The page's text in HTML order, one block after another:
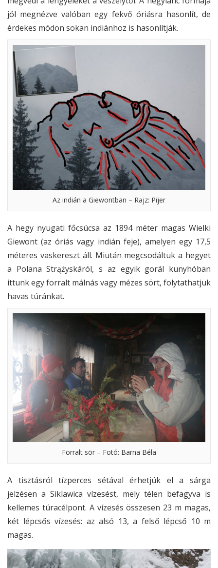
jól megnézve valóban egy fekvő óriásra hasonlít, de
érdekes módon sokan indiánhoz is hasonlítják.
Az indián a Giewontban – Rajz: Pijer
A hegy nyugati főcsúcsa az 1894 méter magas Wielki
Giewont (az óriás vagy indián feje), amelyen egy 17,5
méteres vaskereszt áll. Miután megcsodáltuk a hegyet
a Polana Strążyskáról, s az egyik gorál kunyhóban
ittunk egy forralt málnás vagy mézes sört, folytathatjuk
havas túránkat.
Forralt sör – Fotó: Barna Béla
A tisztásról tízperces sétával érhetjük el a sárga
jelzésen a Siklawica vízesést, mely télen befagyva is
kellemes túracélpont. A vízesés összesen 23 m magas,
két lépcsős vízesés: az alsó 13, a felső lépcső 10 m
magas.